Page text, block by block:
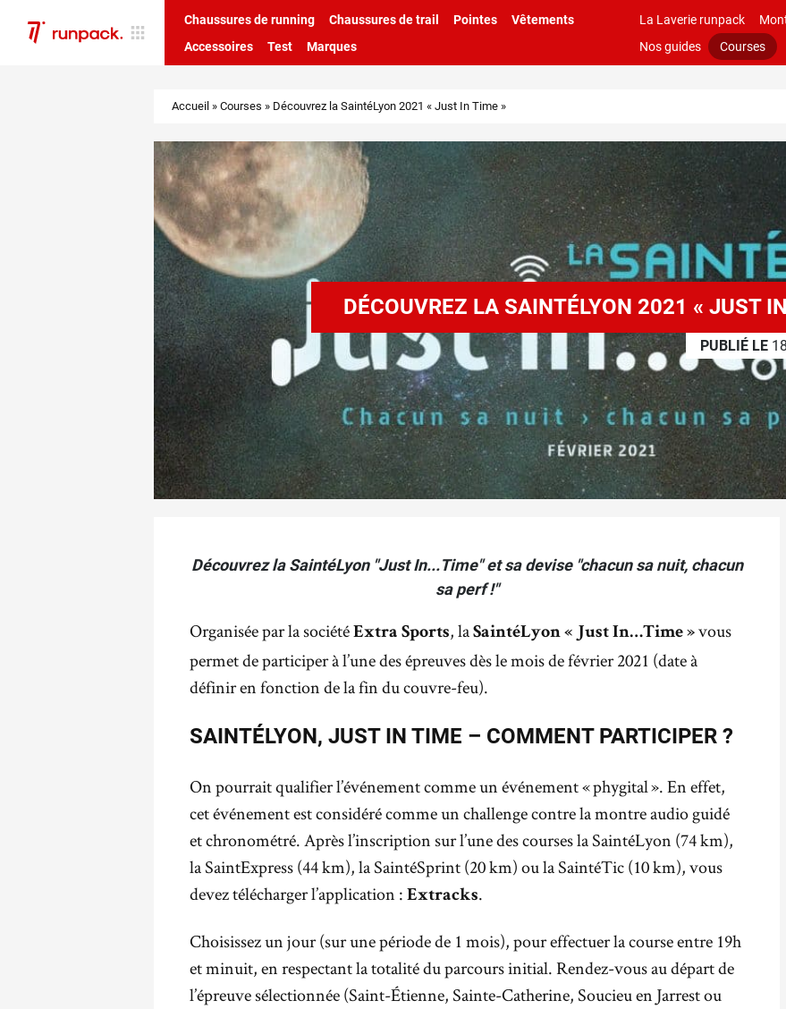
Chaussures de running Chaussures de trail Pointes
Vêtements
Accessoires
Test Marques
La Laverie runpack
Nos guides
Courses
Accueil » Courses » Découvrez la SaintéLyon 2021 « Just In Time »
DÉCOUVREZ LA SAINTÉLYON 2021 « JUST
PUBLIÉ LE
Découvrez la SaintéLyon "Just In...Time" et sa devise "chacun sa nuit, chacun
sa perf !"
Organisée par la société Extra Sports, la SaintéLyon « Just In…Time » vous
permet de participer à l’une des épreuves dès le mois de février 2021 (date à
définir en fonction de la fin du couvre-feu).
SAINTÉLYON, JUST IN TIME – COMMENT PARTICIPER ?
On pourrait qualifier l’événement comme un événement « phygital ». En effet,
cet événement est considéré comme un challenge contre la montre audio guidé
et chronométré. Après l’inscription sur l’une des courses la SaintéLyon (74 km),
la SaintExpress (44 km), la SaintéSprint (20 km) ou la SaintéTic (10 km), vous
devez télécharger l’application : Extracks.
Choisissez un jour (sur une période de 1 mois), pour effectuer la course entre 19h
et minuit, en respectant la totalité du parcours initial. Rendez-vous au départ de
l’épreuve sélectionnée (Saint-Étienne, Sainte-Catherine, Soucieu en Jarrest ou